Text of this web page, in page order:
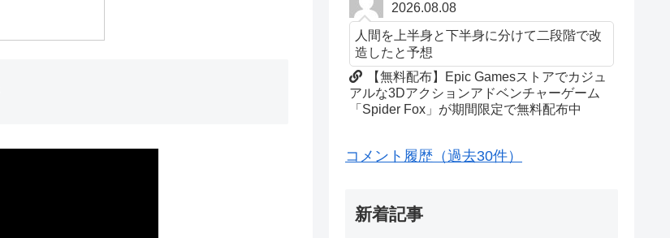
2026.08.08
人間を上半身と下半身に分けて二段階で改
造したと予想
【無料配布】Epic Gamesストアでカジュ
アルな3Dアクションアドベンチャーゲーム
「Spider Fox」が期間限定で無料配布中
コメント履歴（過去30件）
新着記事